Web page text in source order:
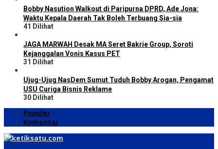
Bobby Nasution Walkout di Paripurna DPRD, Ade Jona:
Waktu Kepala Daerah Tak Boleh Terbuang Sia-sia
41 Dilihat
JAGA MARWAH Desak MA Seret Bakrie Group, Soroti
Kejanggalan Vonis Kasus PET
31 Dilihat
Ujug-Ujug NasDem Sumut Tuduh Bobby Arogan, Pengamat
USU Curiga Bisnis Reklame
30 Dilihat
Populer
Komentar